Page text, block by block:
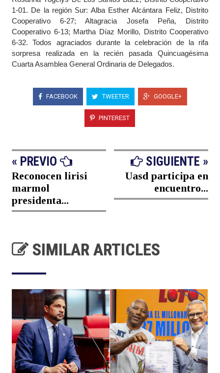
1-01. De la región Sur: Alba Esther Alcántara Feliz, Distrito
Cooperativo 6-27; Altagracia Josefa Peña, Distrito
Cooperativo 6-13; Martha Díaz Morillo, Distrito Cooperativo
6-32. Todos agraciados durante la celebración de la rifa
sorpresa realizada en la recién pasada Quincuagésima
Cuarta Asamblea General Ordinaria de Delegados.
FACEBOOK TWEETER GOOGLE+
PINTEREST
« PREVIO
Reconocen lirisi
marmol
presidenta...
SIGUIENTE »
Uasd participa en
encuentro...
SIMILAR ARTICLES